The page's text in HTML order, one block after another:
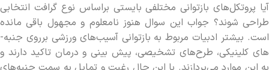
آیا پروتکل­‌های بازتوانی مختلفی بایستی براساس نوع گرافت انتخابی
طراحی شوند؟ جواب این سوال هنوز نامعلوم و مجهول باقی مانده
است. بیشتر ادبیات مربوط به بازتوانی آسیب­‌های ورزشی برروی جنبه‌­
های کلینیکی، طرح‌­های تشخیصی، پیش بینی و درمان تاکید دارند و